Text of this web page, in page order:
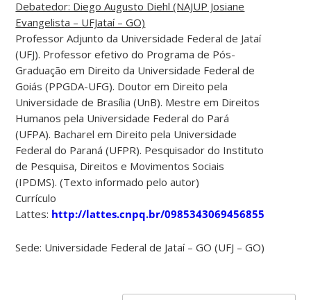
Debatedor: Diego Augusto Diehl (NAJUP Josiane
Evangelista – UFJataí – GO)
Professor Adjunto da Universidade Federal de Jataí
(UFJ). Professor efetivo do Programa de Pós-
Graduação em Direito da Universidade Federal de
Goiás (PPGDA-UFG). Doutor em Direito pela
Universidade de Brasília (UnB). Mestre em Direitos
Humanos pela Universidade Federal do Pará
(UFPA). Bacharel em Direito pela Universidade
Federal do Paraná (UFPR). Pesquisador do Instituto
de Pesquisa, Direitos e Movimentos Sociais
(IPDMS). (Texto informado pelo autor)
Currículo
Lattes: http://lattes.cnpq.br/0985343069456855
Sede: Universidade Federal de Jataí – GO (UFJ – GO)